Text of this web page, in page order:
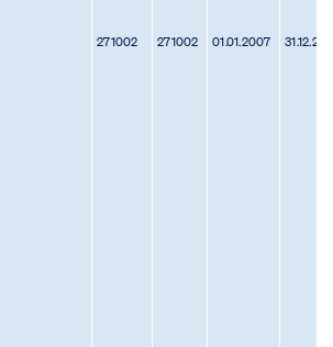
271002 271002 01.01.2007